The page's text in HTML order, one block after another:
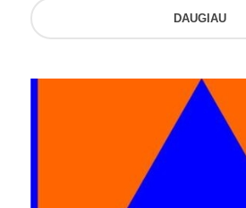
DAUGIAU